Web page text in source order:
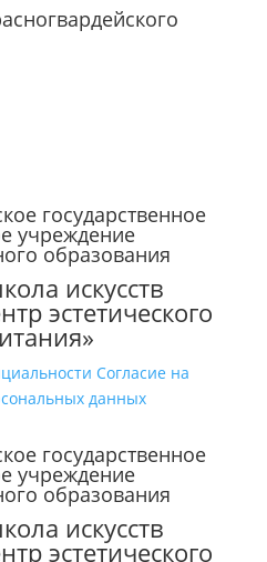
государственное
учреждение
образования
искусств
эстетического
Согласие на
данных
государственное
учреждение
образования
искусств
эстетического